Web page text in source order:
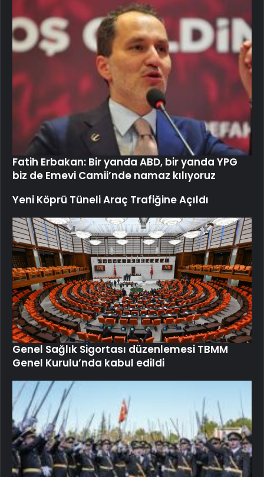
Fatih Erbakan: Bir yanda ABD, bir yanda YPG
biz de Emevi Camii’nde namaz kılıyoruz
Yeni Köprü Tüneli Araç Trafiğine Açıldı
Genel Sağlık Sigortası düzenlemesi TBMM
Genel Kurulu’nda kabul edildi